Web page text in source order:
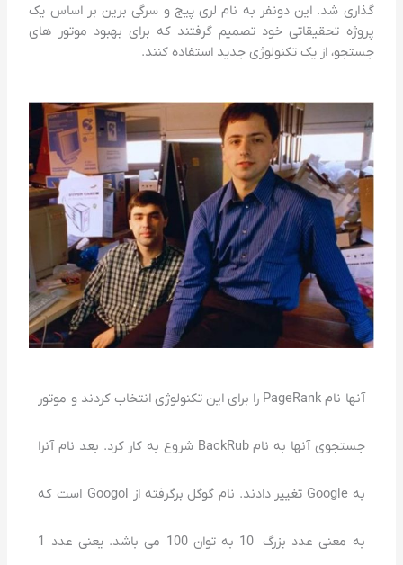
گذاری شد. این دونفر به نام لری پیج و سرگی برین بر اساس یک
پروژه تحقیقاتی خود تصمیم گرفتند که برای بهبود موتور های
جستجو، از یک تکنولوژی جدید استفاده کنند.
آنها نام PageRank را برای این تکنولوژی انتخاب کردند و موتور
جستجوی آنها به نام BackRub شروع به کار کرد. بعد نام آنرا
به Google تغییر دادند. نام گوگل برگرفته از Googol است که
به معنی عدد بزرگ 10 به توان 100 می باشد. یعنی عدد 1